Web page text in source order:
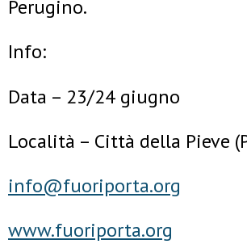
Perugino.
Info:
Data – 23/24 giugno
Località – Città della Pieve
info@fuoriporta.org
www.fuoriporta.org